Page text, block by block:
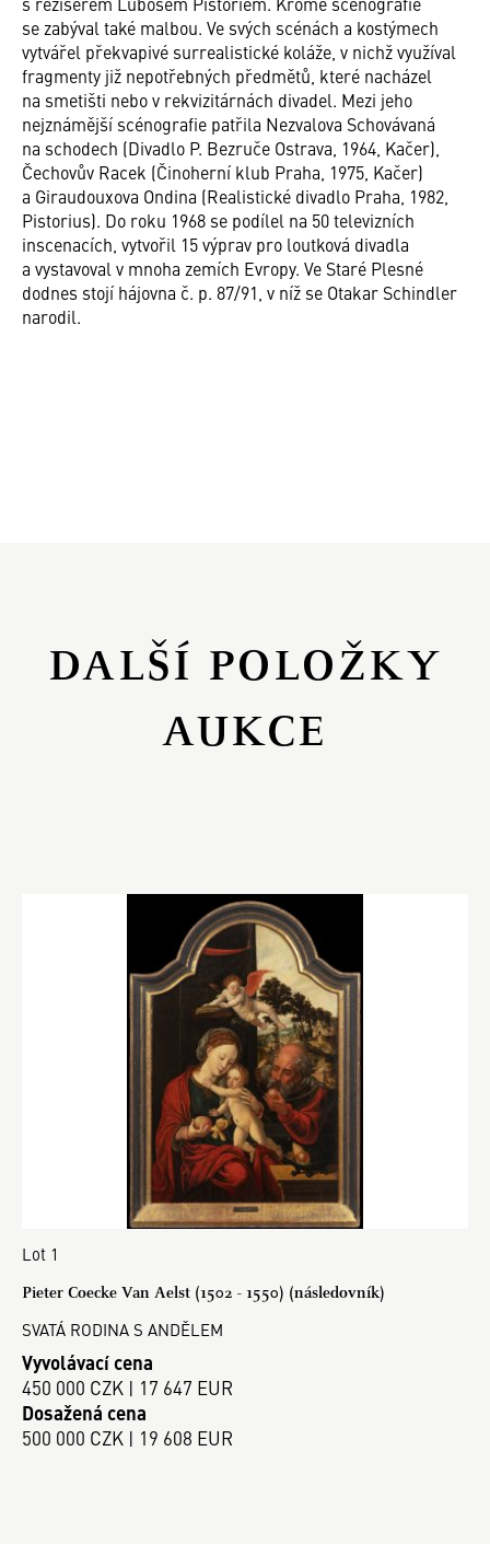
se zabýval také malbou. Ve svých scénách a kostýmech
vytvářel překvapivé surrealistické koláže, v nichž využíval
fragmenty již nepotřebných předmětů, které nacházel
na smetišti nebo v rekvizitárnách divadel. Mezi jeho
nejznámější scénografie patřila Nezvalova Schovávaná
na schodech (Divadlo P. Bezruče Ostrava, 1964, Kačer),
Čechovův Racek (Činoherní klub Praha, 1975, Kačer)
a Giraudouxova Ondina (Realistické divadlo Praha, 1982,
Pistorius). Do roku 1968 se podílel na 50 televizních
inscenacích, vytvořil 15 výprav pro loutková divadla
a vystavoval v mnoha zemích Evropy. Ve Staré Plesné
dodnes stojí hájovna č. p. 87/91, v níž se Otakar Schindler
narodil.
DALŠÍ POLOŽKY
AUKCE
Lot 1
Pieter Coecke Van Aelst (1502 - 1550) (následovník)
SVATÁ RODINA S ANDĚLEM
Vyvolávací cena
450 000 CZK | 17 647 EUR
Dosažená cena
500 000 CZK | 19 608 EUR